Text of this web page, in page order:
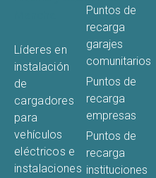
Líderes en
instalación
de
cargadores
para
vehículos
eléctricos e
instalaciones
Puntos de
recarga
garajes
comunitarios
Puntos de
recarga
empresas
Puntos de
recarga
instituciones